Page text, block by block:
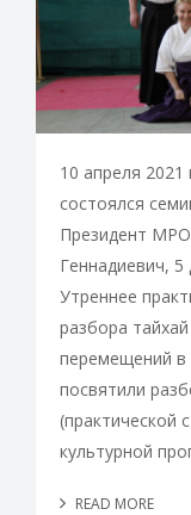
10 апреля 2021
состоялся
Президент
Геннадиевич,
Утреннее
разбора
перемещений в
посвятили
(практической
культурной
READ MORE